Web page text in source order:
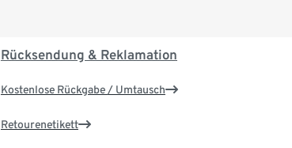
Rücksendung & Reklamation
Kostenlose Rückgabe / Umtausch
Retourenetikett